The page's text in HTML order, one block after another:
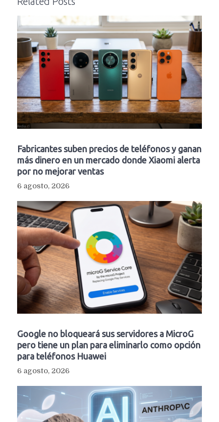
Fabricantes suben precios de teléfonos y ganan
más dinero en un mercado donde Xiaomi alerta
por no mejorar ventas
6 agosto, 2026
Google no bloqueará sus servidores a MicroG
pero tiene un plan para eliminarlo como opción
para teléfonos Huawei
6 agosto, 2026